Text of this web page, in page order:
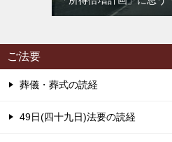
ご法要
葬儀・葬式の読経
49日(四十九日)法要の読経